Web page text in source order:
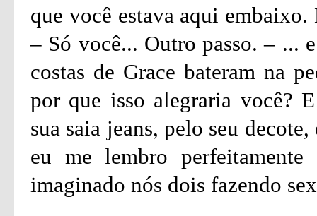
que você estava aqui
– Só você... Outro passo. – ...
costas de Grace bateram na
por que isso alegraria você?
sua saia jeans, pelo seu
eu me lembro
imaginado nós dois fazendo